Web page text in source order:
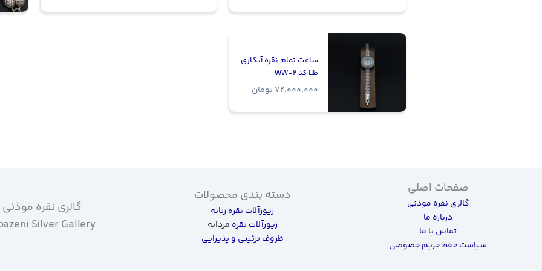
ساعت تمام نقره آبکاری
طلا کد WW-2
72.000.000تومان
صفحات اصلی
گالری نقره موذنی
درباره ما
تماس با ما
سیاست حفظ حریم خصوصی
دسته بندی محصولات
زیورآلات نقره زنانه
زیورآلات نقره مردانه
ظروف تزئینی و پذیرایی
گالری نقره موذنی
Silver Gallery